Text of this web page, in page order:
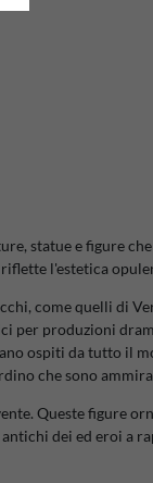
statue e figure
l'estetica
come quelli di
per produzioni
ospiti da tutto il
che sono
Queste figure
dei ed eroi a